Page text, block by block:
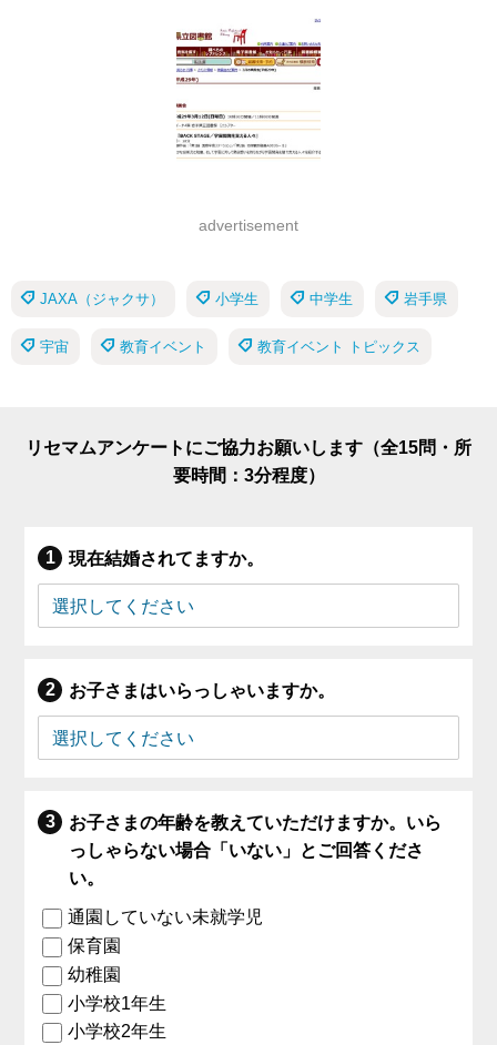
advertisement
JAXA（ジャクサ） 小学生 中学生 岩手県
宇宙 教育イベント 教育イベント トピックス
リセマムアンケートにご協力お願いします（全15問・所
要時間：3分程度）
現在結婚されてますか。
お子さまはいらっしゃいますか。
お子さまの年齢を教えていただけますか。いら
っしゃらない場合「いない」とご回答くださ
い。
通園していない未就学児
保育園
幼稚園
小学校1年生
小学校2年生